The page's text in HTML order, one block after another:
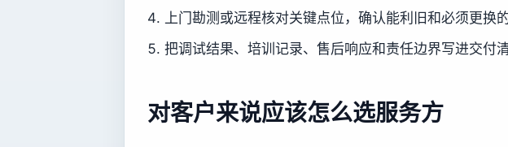
上门勘测或远程核对关键点位，确认能利旧和必须更换的
把调试结果、培训记录、售后响应和责任边界写进交付清
对客户来说应该怎么选服务方